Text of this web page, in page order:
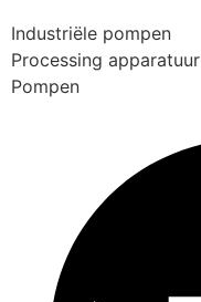
Industriële pompen
Processing apparatuur
Pompen